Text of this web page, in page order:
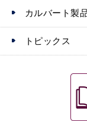
カルバート製
トピックス